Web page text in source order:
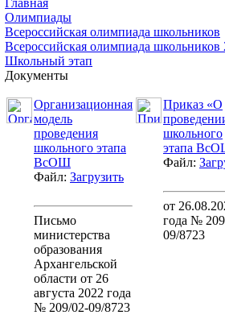
Олимпиады
Всероссийская олимпиада школьников
Всероссийская олимпиада школьников
Школьный этап
Документы
Организационная
модель
проведения
школьного этапа
ВсОШ
Файл: Загрузить
Письмо
министерства
образования
Архангельской
области от 26
августа 2022 года
№ 209/02-09/8723
Приказ «О
школьного
этапа
Файл:
от
года №
09/8723